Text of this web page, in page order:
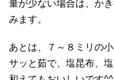
量が少ない場合は、か
みます。
あとは、７～８ミリの小
サッと茹で、塩昆布、